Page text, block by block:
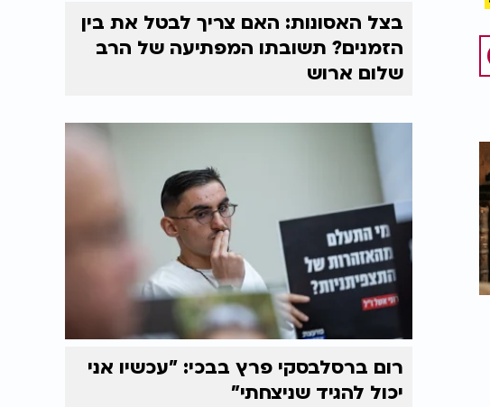
בצל האסונות: האם צריך לבטל את בין
הזמנים? תשובתו המפתיעה של הרב
שלום ארוש
רום ברסלבסקי פרץ בבכי: "עכשיו אני
יכול להגיד שניצחתי"